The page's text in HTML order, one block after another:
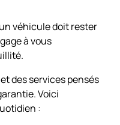
véhicule doit rester
à vous
des services pensés
Voici
: